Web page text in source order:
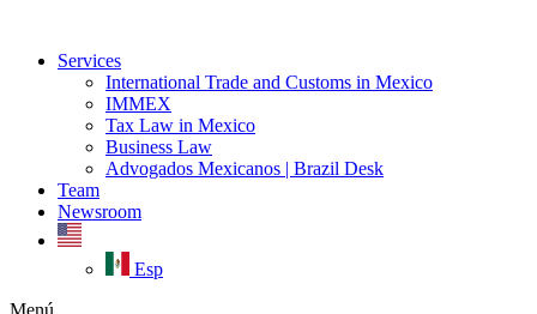
contenidoServices
International Trade and Customs in Mexico
IMMEX
Tax Law in Mexico
Business Law
Advogados Mexicanos | Brazil Desk
Team
Newsroom
Esp
Menú